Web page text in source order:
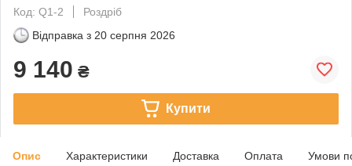
Код: Q1-2
Роздріб
Відправка з 20 серпня 2026
9 140 ₴
Купити
Опис Характеристики Доставка Оплата Умови